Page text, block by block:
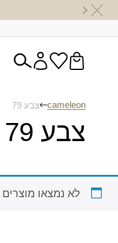
cameleon צבע 79
צבע 79
לא נמצאו